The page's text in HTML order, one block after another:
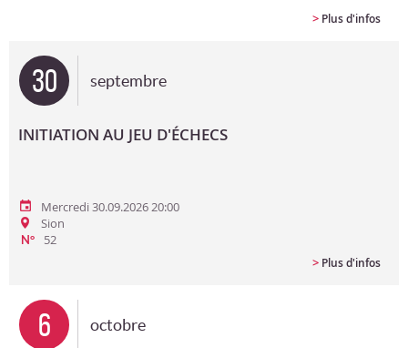
> Plus d'infos
30 septembre
INITIATION AU JEU D'ÉCHECS
Mercredi 30.09.2026 20:00
Sion
N°
52
> Plus d'infos
6 octobre